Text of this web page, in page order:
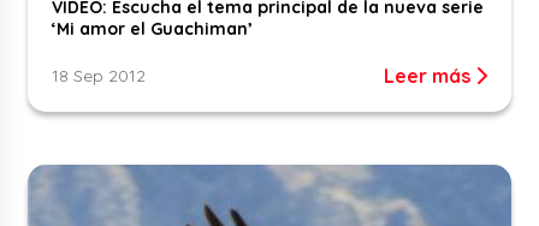
VIDEO: Escucha el tema principal de la nueva serie
‘Mi amor el Guachiman’
18 Sep 2012 Leer más